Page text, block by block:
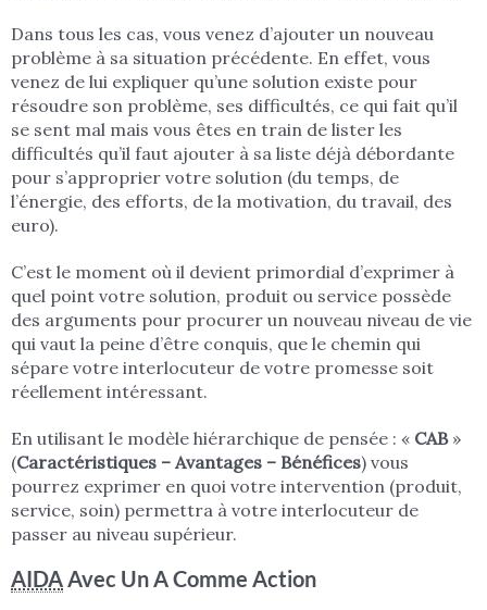
Dans tous les cas, vous venez d’ajouter un nouveau
problème à sa situation précédente. En effet, vous
venez de lui expliquer qu’une solution existe pour
résoudre son problème, ses difficultés, ce qui fait qu’il
se sent mal mais vous êtes en train de lister les
difficultés qu’il faut ajouter à sa liste déjà débordante
pour s’approprier votre solution (du temps, de
l’énergie, des efforts, de la motivation, du travail, des
euro).
C’est le moment où il devient primordial d’exprimer à
quel point votre solution, produit ou service possède
des arguments pour procurer un nouveau niveau de vie
qui vaut la peine d’être conquis, que le chemin qui
sépare votre interlocuteur de votre promesse soit
réellement intéressant.
En utilisant le modèle hiérarchique de pensée : « CAB»
(Caractéristiques – Avantages – Bénéfices) vous
pourrez exprimer en quoi votre intervention (produit,
service, soin) permettra à votre interlocuteur de
passer au niveau supérieur.
AIDAAvec Un A Comme Action